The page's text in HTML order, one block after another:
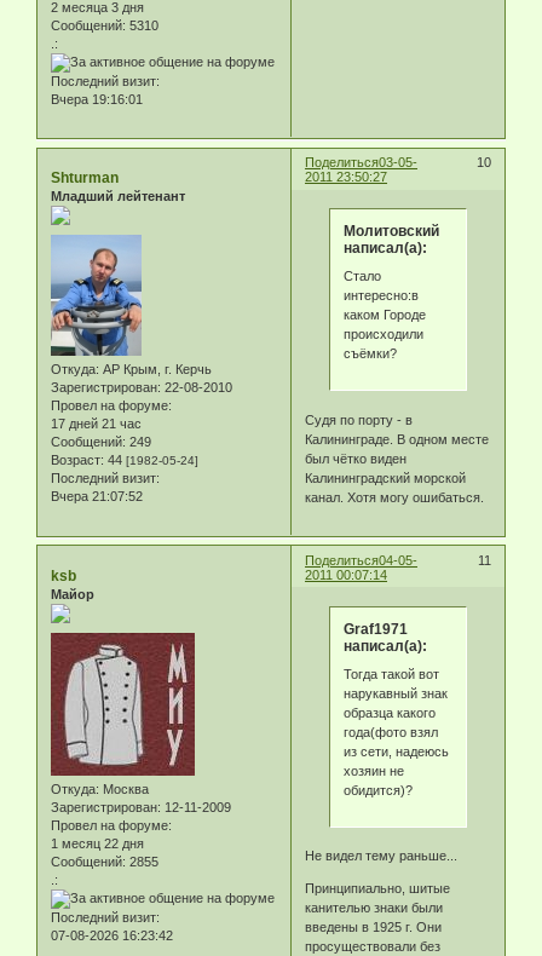
2 месяца 3 дня
Сообщений: 5310
.:
Последний визит:
Вчера 19:16:01
Поделиться 10
03-05-
2011 23:50:27
Shturman
Младший лейтенант
Откуда: АР Крым, г. Керчь
Зарегистрирован: 22-08-2010
Провел на форуме:
17 дней 21 час
Сообщений: 249
Возраст: 44 [1982-05-24]
Последний визит:
Вчера 21:07:52
Молитовский
написал(а):
Стало
интересно:в
каком Городе
происходили
съёмки?
Судя по порту - в
Калининграде. В одном месте
был чётко виден
Калининградский морской
канал. Хотя могу ошибаться.
Поделиться 11
04-05-
2011 00:07:14
ksb
Майор
Откуда: Москва
Зарегистрирован: 12-11-2009
Провел на форуме:
1 месяц 22 дня
Сообщений: 2855
.:
Последний визит:
07-08-2026 16:23:42
Graf1971
написал(а):
Тогда такой вот
нарукавный знак
образца какого
года(фото взял
из сети, надеюсь
хозяин не
обидится)?
Не видел тему раньше...
Принципиально, шитые
канителью знаки были
введены в 1925 г. Они
просуществовали без